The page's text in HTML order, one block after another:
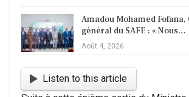
Amadou Mohamed
général du SAFE : « Nous…
Août 4, 2026
Listen to this article